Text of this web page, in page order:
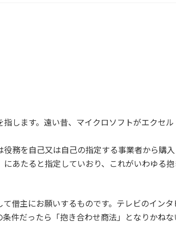
します。遠い昔、マイクロソフトがエクセ
務を自己又は自己の指定する事業者から購
あたると指定していおり、これがいわゆる
借主にお願いするものです。テレビのイン
件だったら「抱き合わせ商法」となりかね